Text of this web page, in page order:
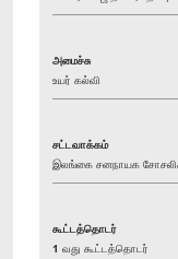
அமைச்சு
உயர் கல்வி
சட்டவாக்கம்
இலங்கை சனநாயக
கூட்டத்தொடர்
1 வது கூட்டத்தொடர்